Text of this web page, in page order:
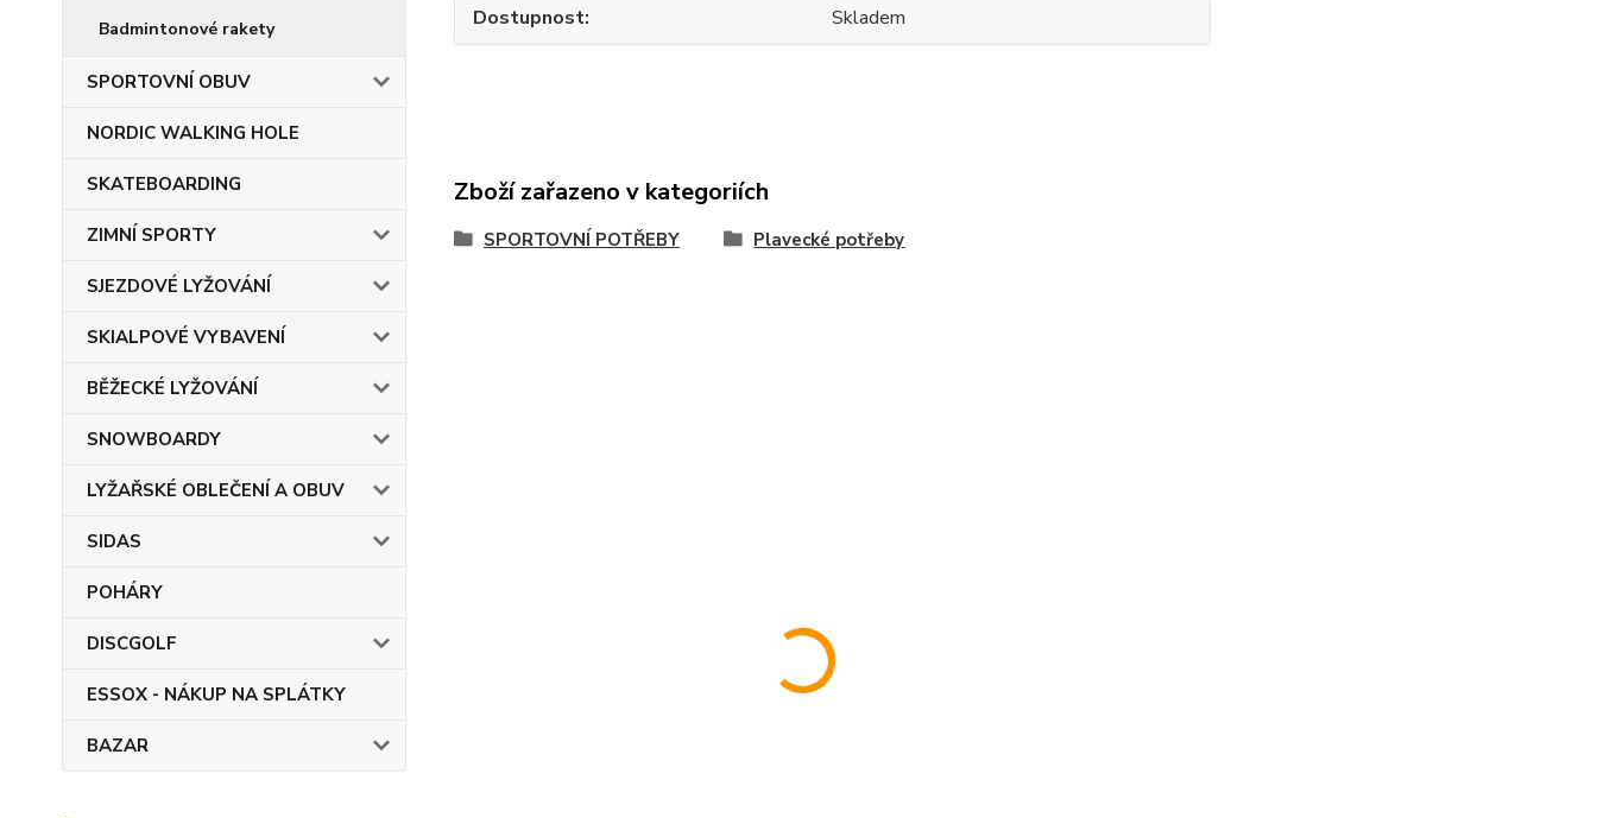
Badmintonové rakety
SPORTOVNÍ OBUV
NORDIC WALKING HOLE
SKATEBOARDING
ZIMNÍ SPORTY
SJEZDOVÉ LYŽOVÁNÍ
SKIALPOVÉ VYBAVENÍ
BĚŽECKÉ LYŽOVÁNÍ
SNOWBOARDY
LYŽAŘSKÉ OBLEČENÍ A OBUV
SIDAS
POHÁRY
DISCGOLF
ESSOX - NÁKUP NA SPLÁTKY
BAZAR
Dostupnost Skladem
Zboží zařazeno v kategoriích
SPORTOVNÍ POTŘEBY Plavecké potřeby